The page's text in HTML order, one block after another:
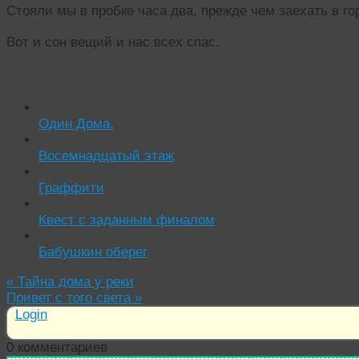
Стояли мы в пробке часа два, прежде чем заехать в
Вот и сон вещий и нас всех спас.
Один Дома.
Восемнадцатый этаж
Граффити
Квест с заданным финалом
Бабушкин оберег
« Тайна дома у реки
Привет с того света »
Login
0 комментариев